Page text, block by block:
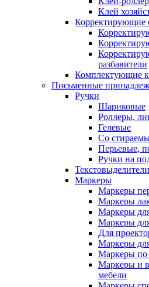
Клей
Корректирующие
разбавители
Комплектующие
Письменные
Ручки
Шариковые
Роллеры,
Гелевые
Со
Перьевые,
Ручки на
Текстовыделители
Маркеры
Маркеры
Маркеры
Маркеры
Маркеры
Для
Маркеры
Маркеры по
Маркеры и
мебели